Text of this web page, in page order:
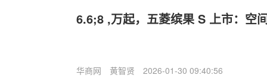
6.6;8 ,万起，五菱缤果 S 上市：空
华商网 黄智贤 2026-01-30 09:40:56